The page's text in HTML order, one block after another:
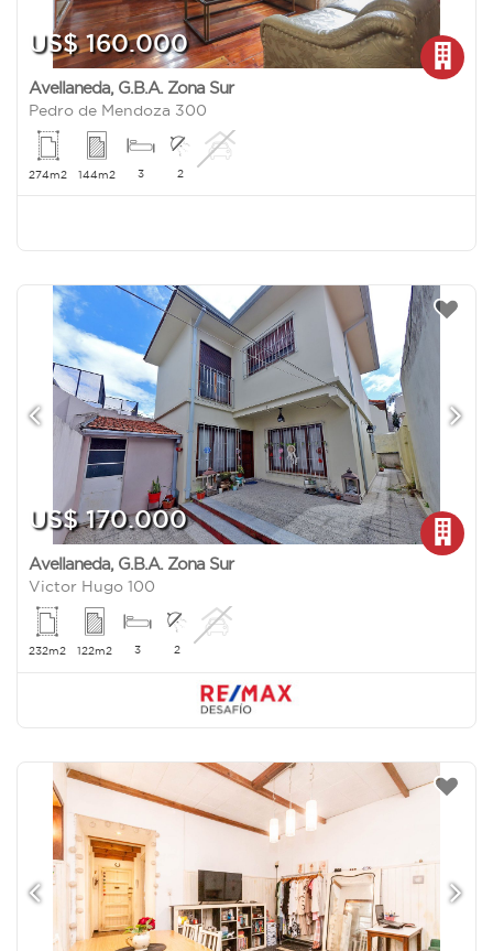
US$ 160.000
Avellaneda, G.B.A. Zona Sur
Pedro de Mendoza 300
274m2 144m2 3 2
US$ 170.000
Avellaneda, G.B.A. Zona Sur
Victor Hugo 100
232m2 122m2 3 2